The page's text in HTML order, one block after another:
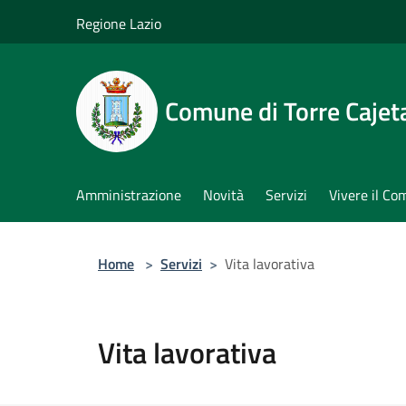
Regione Lazio
Comune di Torre
Amministrazione Novità Servizi Vivere il
Home > Servizi > Vita lavorativa
Vita lavorativa